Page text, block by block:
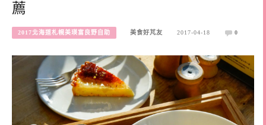
薦
2017北海道札幌美瑛富良野自助 美食好芃友 2017-04-18 0